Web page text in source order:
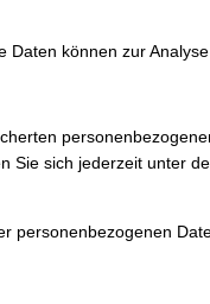
können zur
sich jederzeit unter